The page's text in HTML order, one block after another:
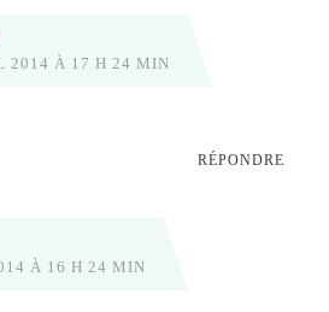
2014 À 17 H 24 MIN
RÉPONDRE
À 16 H 24 MIN